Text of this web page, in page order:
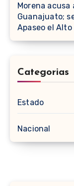
Morena acusa
Guanajuato;
Apaseo el Alto
Categorias
Estado
Nacional